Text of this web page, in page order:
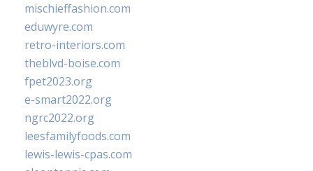
mischieffashion.com
eduwyre.com
retro-interiors.com
theblvd-boise.com
fpet2023.org
e-smart2022.org
ngrc2022.org
leesfamilyfoods.com
lewis-lewis-cpas.com